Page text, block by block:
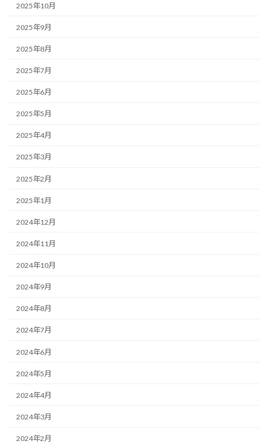
2025年10月
2025年9月
2025年8月
2025年7月
2025年6月
2025年5月
2025年4月
2025年3月
2025年2月
2025年1月
2024年12月
2024年11月
2024年10月
2024年9月
2024年8月
2024年7月
2024年6月
2024年5月
2024年4月
2024年3月
2024年2月